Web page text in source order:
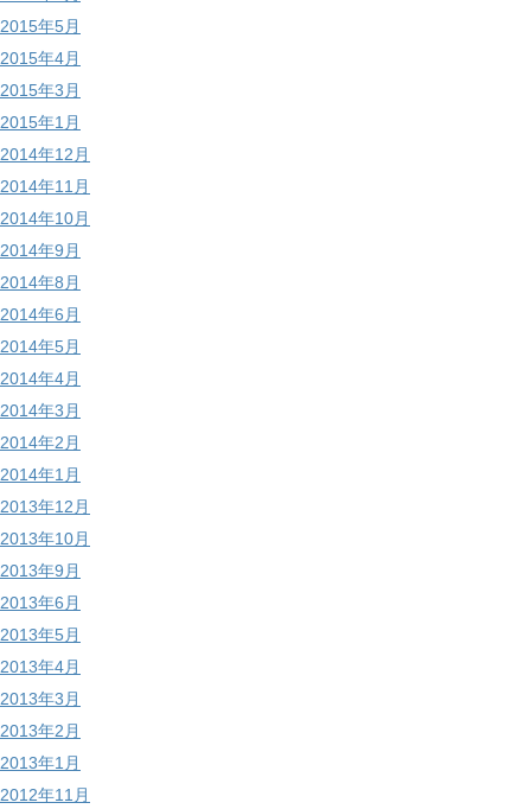
2015年5月
2015年4月
2015年3月
2015年1月
2014年12月
2014年11月
2014年10月
2014年9月
2014年8月
2014年6月
2014年5月
2014年4月
2014年3月
2014年2月
2014年1月
2013年12月
2013年10月
2013年9月
2013年6月
2013年5月
2013年4月
2013年3月
2013年2月
2013年1月
2012年11月